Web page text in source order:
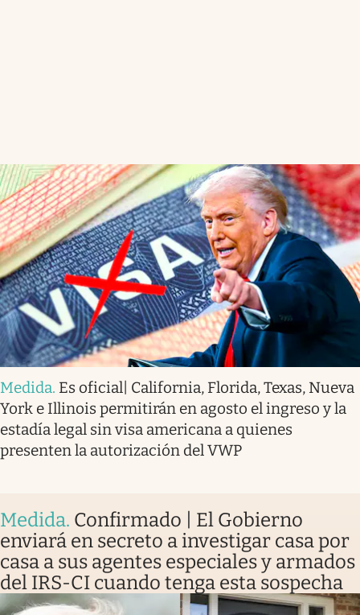
Medida. Es oficial| California, Florida, Texas, Nueva
York e Illinois permitirán en agosto el ingreso y la
estadía legal sin visa americana a quienes
presenten la autorización del VWP
Medida. Confirmado | El Gobierno
enviará en secreto a investigar casa por
casa a sus agentes especiales y armados
del IRS-CI cuando tenga esta sospecha